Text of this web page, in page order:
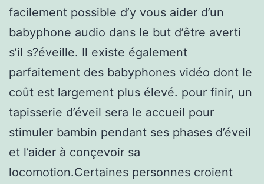
facilement possible d’y vous aider d’un
babyphone audio dans le but d’être averti
s’il s?éveille. Il existe également
parfaitement des babyphones vidéo dont le
coût est largement plus élevé. pour finir, un
tapisserie d’éveil sera le accueil pour
stimuler bambin pendant ses phases d’éveil
et l’aider à conçevoir sa
locomotion.Certaines personnes croient